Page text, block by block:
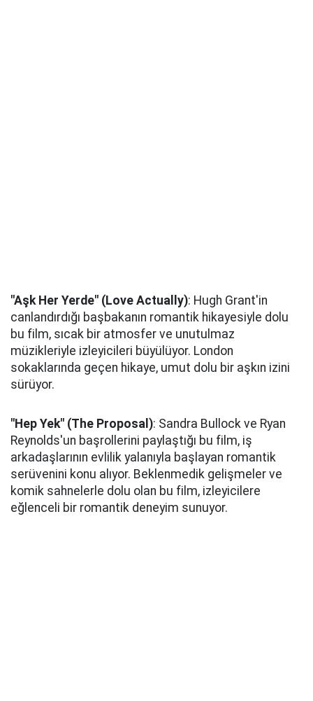
"Aşk Her Yerde" (Love Actually): Hugh Grant'in
canlandırdığı başbakanın romantik hikayesiyle dolu
bu film, sıcak bir atmosfer ve unutulmaz
müzikleriyle izleyicileri büyülüyor. London
sokaklarında geçen hikaye, umut dolu bir aşkın izini
sürüyor.
"Hep Yek" (The Proposal): Sandra Bullock ve Ryan
Reynolds'un başrollerini paylaştığı bu film, iş
arkadaşlarının evlilik yalanıyla başlayan romantik
serüvenini konu alıyor. Beklenmedik gelişmeler ve
komik sahnelerle dolu olan bu film, izleyicilere
eğlenceli bir romantik deneyim sunuyor.